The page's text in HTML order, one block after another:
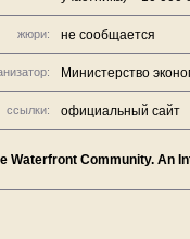
жюри: не сообщается
Министерство
ссылки: официальный сайт
Waterfront Community. An